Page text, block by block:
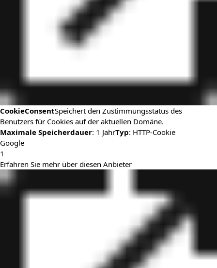
CookieConsentSpeichert den Zustimmungsstatus des
Benutzers für Cookies auf der aktuellen Domäne.
Maximale Speicherdauer: 1 JahrTyp: HTTP-Cookie
Google
1
Erfahren Sie mehr über diesen Anbieter